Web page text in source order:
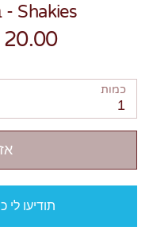
Shakies - בטעמי שייק פירות
20.00 ₪
כמות
1
תודיעו